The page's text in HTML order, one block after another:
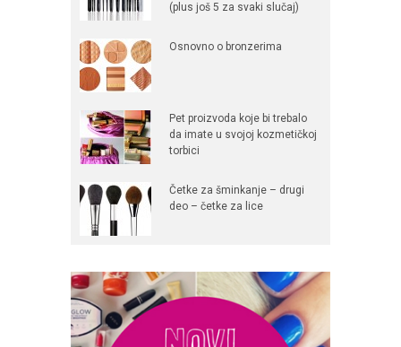
(plus još 5 za svaki slučaj)
Osnovno o bronzerima
Pet proizvoda koje bi trebalo
da imate u svojoj kozmetičkoj
torbici
Četke za šminkanje – drugi
deo – četke za lice